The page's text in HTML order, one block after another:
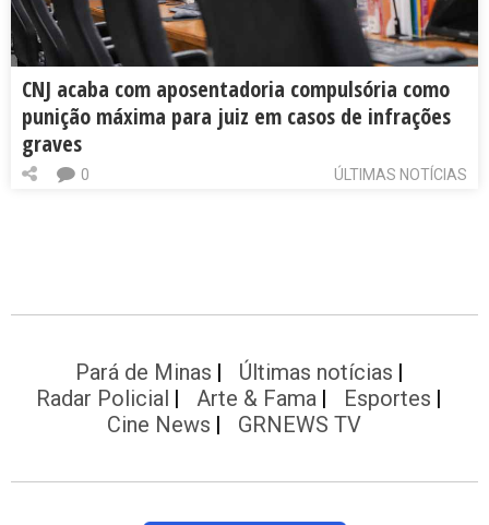
CNJ acaba com aposentadoria compulsória como
punição máxima para juiz em casos de infrações
graves
ÚLTIMAS NOTÍCIAS
0
Pará de Minas
Últimas notícias
Radar Policial
Arte & Fama
Esportes
Cine News
GRNEWS TV